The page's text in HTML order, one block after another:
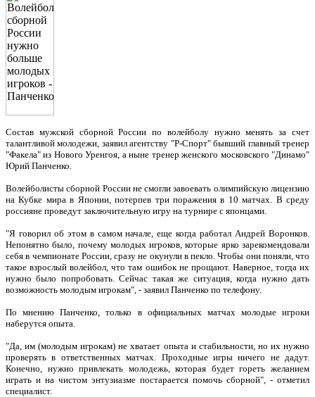
Состав мужской сборной России по волейболу нужно менять за счет
талантливой молодежи, заявил агентству "Р-Спорт" бывший главный тренер
"Факела" из Нового Уренгоя, а ныне тренер женского московского "Динамо"
Юрий Панченко.
Волейболисты сборной России не смогли завоевать олимпийскую лицензию
на Кубке мира в Японии, потерпев три поражения в 10 матчах. В среду
россияне проведут заключительную игру на турнире с японцами.
"Я говорил об этом в самом начале, еще когда работал Андрей Воронков.
Непонятно было, почему молодых игроков, которые ярко зарекомендовали
себя в чемпионате России, сразу не окунули в пекло. Чтобы они поняли, что
такое взрослый волейбол, что там ошибок не прощают. Наверное, тогда их
нужно было попробовать. Сейчас такая же ситуация, когда нужно дать
возможность молодым игрокам", - заявил Панченко по телефону.
По мнению Панченко, только в официальных матчах молодые игроки
наберутся опыта.
"Да, им (молодым игрокам) не хватает опыта и стабильности, но их нужно
проверять в ответственных матчах. Проходные игры ничего не дадут.
Конечно, нужно привлекать молодежь, которая будет гореть желанием
играть и на чистом энтузиазме постарается помочь сборной", - отметил
специалист.